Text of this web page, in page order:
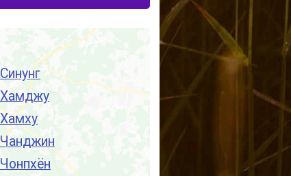
Синунг
Хамджу
Хамху
Чанджин
Чонпхён